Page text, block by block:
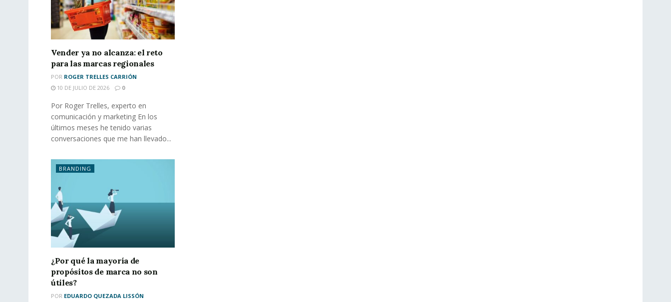
Vender ya no alcanza: el reto
para las marcas regionales
POR ROGER TRELLES CARRIÓN
10 DE JULIO DE 2026
0
Por Roger Trelles, experto en
comunicación y marketing En los
últimos meses he tenido varias
conversaciones que me han llevado...
BRANDING
¿Por qué la mayoría de
propósitos de marca no son
útiles?
POR EDUARDO QUEZADA LISSÓN